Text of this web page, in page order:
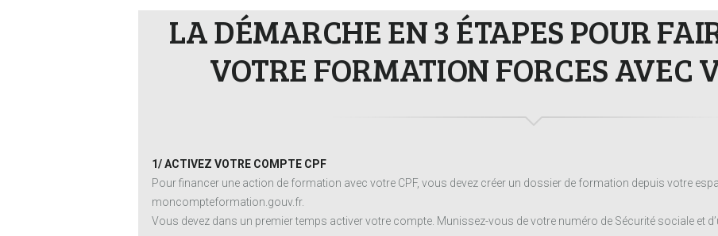
LA DÉMARCHE EN 3 ÉTAPES POUR
VOTRE FORMATION FORCES AVEC
1/ ACTIVEZ VOTRE COMPTE CPF
Pour financer une action de formation avec votre CPF, vous devez créer un dossier de formation depuis votre
moncompteformation.gouv.fr.
Vous devez dans un premier temps activer votre compte. Munissez-vous de votre numéro de Sécurité sociale et